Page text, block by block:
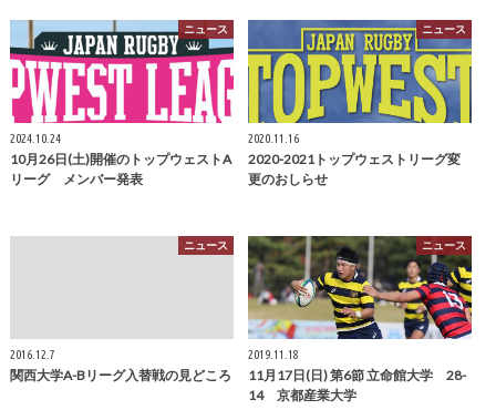
ニュース
2024.10.24
10月26日(土)開催のトップウェストA
リーグ メンバー発表
ニュース
2020.11.16
2020-2021トップウェストリーグ変
更のおしらせ
ニュース
2016.12.7
関西大学A-Bリーグ入替戦の見どころ
ニュース
2019.11.18
11月17日(日) 第6節 立命館大学 28-
14 京都産業大学